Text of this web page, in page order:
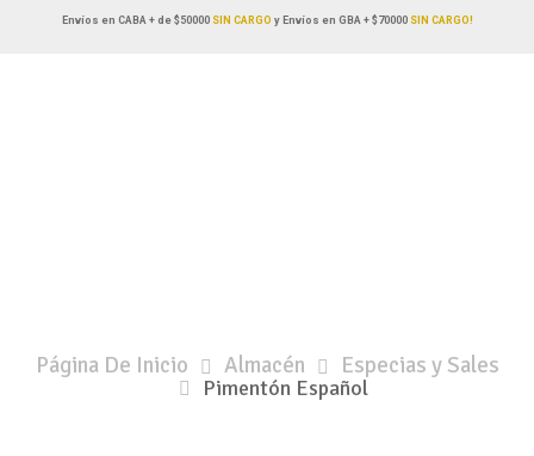
Envíos en CABA + de $50000SIN CARGO y Envíos en GBA + $70000 SIN CARGO!
Página De Inicio Almacén Especias y Sales
Pimentón Español